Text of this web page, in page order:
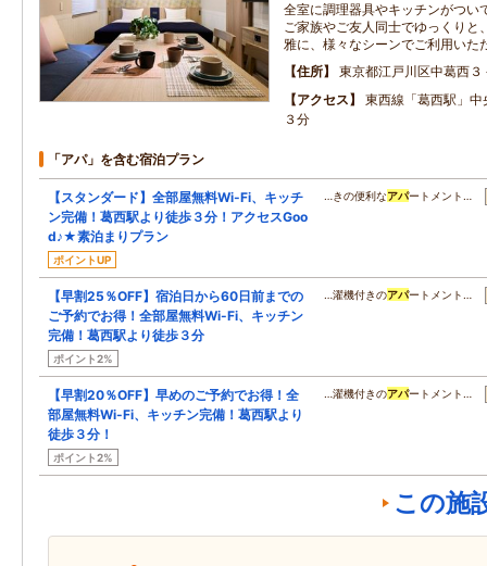
全室に調理器具やキッチンがつい
ご家族やご友人同士でゆっくりと
雅に、様々なシーンでご利用いた
住所
東京都江戸川区中葛西３
アクセス
東西線「葛西駅」
３分
「アパ」を含む宿泊プラン
【スタンダード】全部屋無料Wi-Fi、キッチ
ン完備！葛西駅より徒歩３分！アクセスGoo
d♪★素泊まりプラン
ポイントUP
…きの便利なアパートメント…
【早割25％OFF】宿泊日から60日前までの
ご予約でお得！全部屋無料Wi-Fi、キッチン
完備！葛西駅より徒歩３分
ポイント2%
…濯機付きのアパートメント…
【早割20％OFF】早めのご予約でお得！全
部屋無料Wi-Fi、キッチン完備！葛西駅より
徒歩３分！
ポイント2%
…濯機付きのアパートメント…
この施